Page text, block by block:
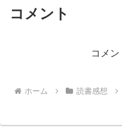
コメント
コメ
ホーム 読書感想